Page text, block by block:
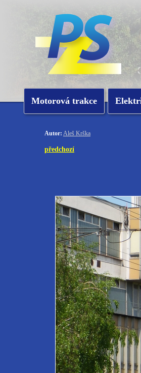
Motorová trakce
Autor: Aleš Krška
předchozí